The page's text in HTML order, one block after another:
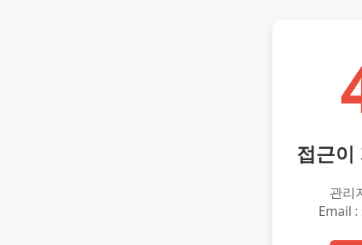
접근이
관리
Email